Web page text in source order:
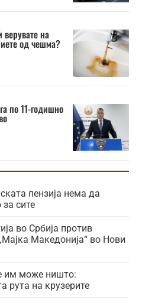
на
од чешма?
по 11-годишно
пензија нема да
за сите
во Србија против
Македонија“ во Нови
им може ништо:
рута на крузерите